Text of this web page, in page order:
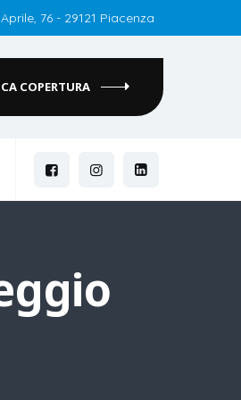
76 - 29121 Piacenza
COPERTURA